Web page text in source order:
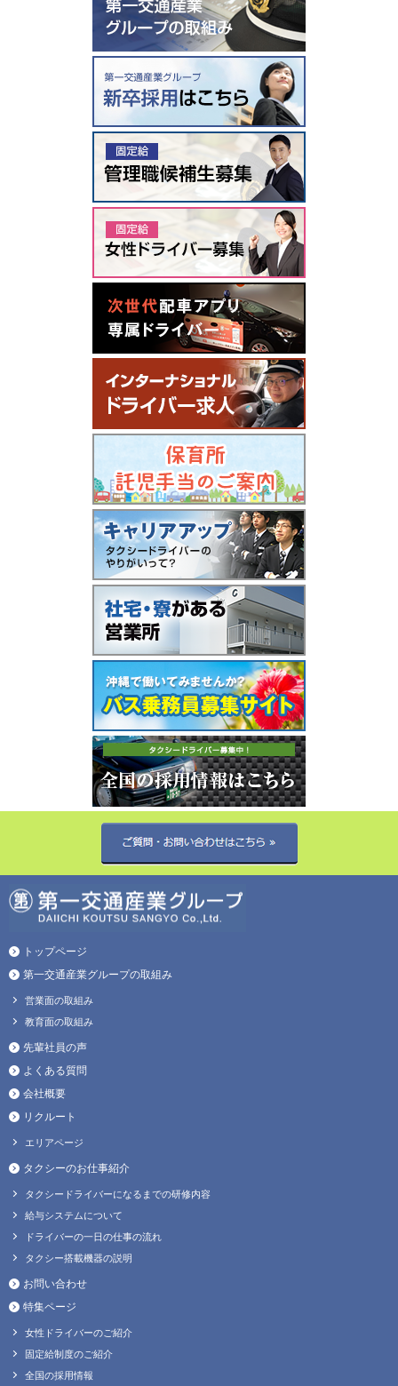
トップページ
第一交通産業グループの取組み
営業面の取組み
教育面の取組み
先輩社員の声
よくある質問
会社概要
リクルート
エリアページ
タクシーのお仕事紹介
タクシードライバーになるまでの研修内容
給与システムについて
ドライバーの一日の仕事の流れ
タクシー搭載機器の説明
お問い合わせ
特集ページ
女性ドライバーのご紹介
固定給制度のご紹介
全国の採用情報